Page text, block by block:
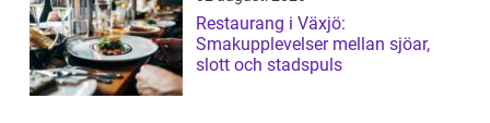
Restaurang i Växjö:
Smakupplevelser mellan sjöar,
slott och stadspuls